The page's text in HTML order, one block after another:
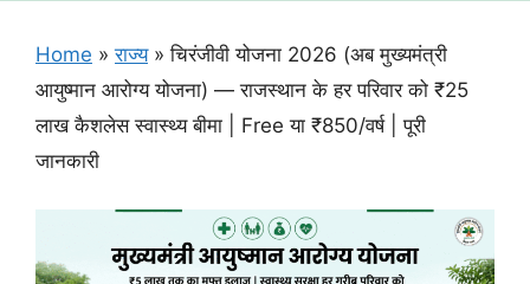
Home »राज्य»चिरंजीवी योजना 2026 (अब मुख्यमंत्री
आयुष्मान आरोग्य योजना) — राजस्थान के हर परिवार को ₹25
लाख कैशलेस स्वास्थ्य बीमा | Free या ₹850/वर्ष | पूरी
जानकारी